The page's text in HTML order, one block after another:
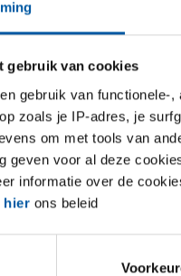
gebruik van cookies
gebruik van
zoals je IP-adres, je
om met tools van
geven voor al deze
informatie over de
hier ons beleid
304L ASTM 150 lbs 3/4In
304L ASTM 150 lbs 1 1/
304L ASTM 150 lbs 1 1/
304L ASTM 150 lbs 2In
304L ASTM 150 lbs 3In